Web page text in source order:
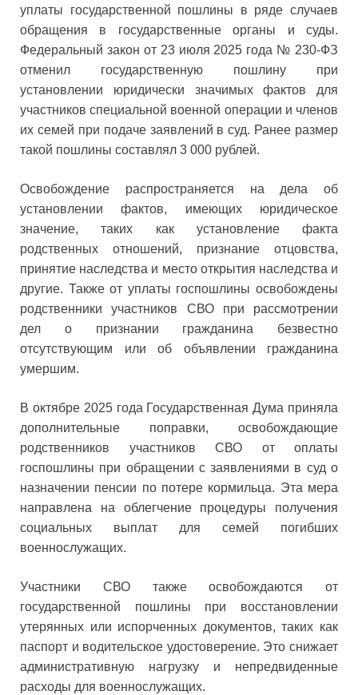
уплаты государственной пошлины в ряде случаев
обращения в государственные органы и суды.
Федеральный закон от 23 июля 2025 года № 230-ФЗ
отменил государственную пошлину при
установлении юридически значимых фактов для
участников специальной военной операции и членов
их семей при подаче заявлений в суд. Ранее размер
такой пошлины составлял 3 000 рублей.
Освобождение распространяется на дела об
установлении фактов, имеющих юридическое
значение, таких как установление факта
родственных отношений, признание отцовства,
принятие наследства и место открытия наследства и
другие. Также от уплаты госпошлины освобождены
родственники участников СВО при рассмотрении
дел о признании гражданина безвестно
отсутствующим или об объявлении гражданина
умершим.
В октябре 2025 года Государственная Дума приняла
дополнительные поправки, освобождающие
родственников участников СВО от оплаты
госпошлины при обращении с заявлениями в суд о
назначении пенсии по потере кормильца. Эта мера
направлена на облегчение процедуры получения
социальных выплат для семей погибших
военнослужащих.
Участники СВО также освобождаются от
государственной пошлины при восстановлении
утерянных или испорченных документов, таких как
паспорт и водительское удостоверение. Это снижает
административную нагрузку и непредвиденные
расходы для военнослужащих.